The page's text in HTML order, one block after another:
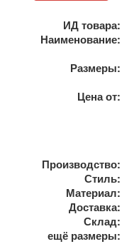
ИД товара:
Наименование:
Размеры:
Цена от:
Производство:
Стиль:
Материал:
Доставка:
Склад:
ещё размеры: